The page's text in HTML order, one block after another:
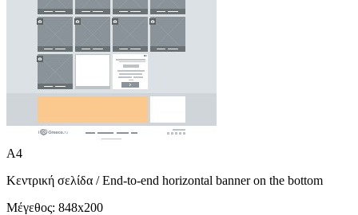
A4
Κεντρική σελίδα / End-to-end horizontal banner on the bottom
Μέγεθος: 848x200